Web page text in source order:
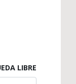
LIBRE